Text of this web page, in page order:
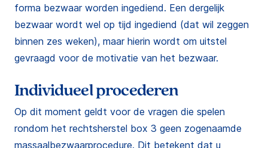
forma bezwaar worden ingediend. Een dergelijk
bezwaar wordt wel op tijd ingediend (dat wil zeggen
binnen zes weken), maar hierin wordt om uitstel
gevraagd voor de motivatie van het bezwaar.
Individueel procederen
Op dit moment geldt voor de vragen die spelen
rondom het rechtsherstel box 3 geen zogenaamde
massaalbezwaarprocedure. Dit betekent dat u